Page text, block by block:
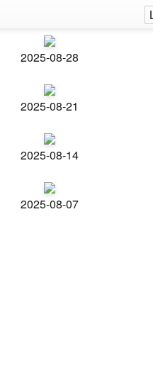
2025-08-28
2025-08-21
2025-08-14
2025-08-07